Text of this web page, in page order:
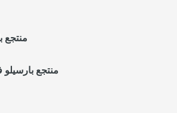
منتجع
منتجع بارسيلو